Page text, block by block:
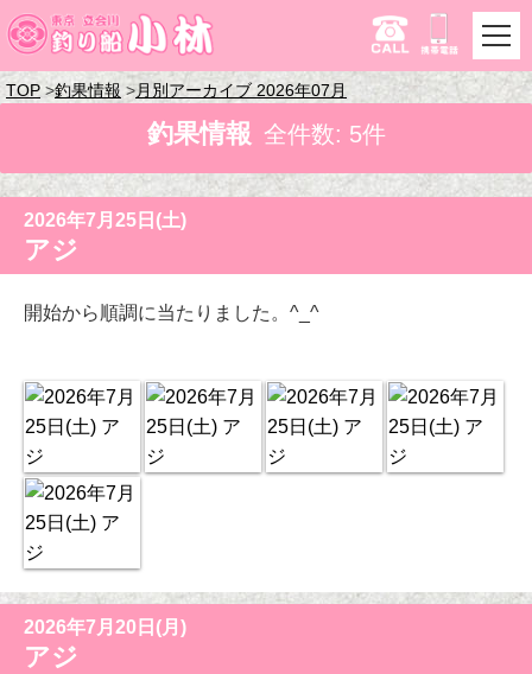
TOP 釣果情報 月別アーカイブ 2026年07月
釣果情報 全件数: 5件
2026年7月25日(土)
アジ
開始から順調に当たりました。^_^
2026年7月20日(月)
アジ